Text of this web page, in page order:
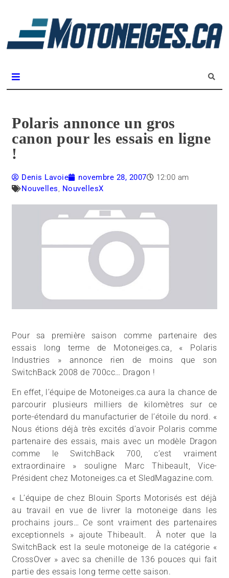
Polaris annonce un gros
canon pour les essais en ligne
!
Denis Lavoie novembre 28, 2007
12:00 am
Nouvelles, NouvellesX
Pour sa première saison comme partenaire des
essais long terme de Motoneiges.ca, « Polaris
Industries » annonce rien de moins que son
SwitchBack 2008 de 700cc… Dragon !
En effet, l’équipe de Motoneiges.ca aura la chance de
parcourir plusieurs milliers de kilomètres sur ce
porte-étendard du manufacturier de l’étoile du nord. «
Nous étions déjà très excités d’avoir Polaris comme
partenaire des essais, mais avec un modèle Dragon
comme le SwitchBack 700, c’est vraiment
extraordinaire » souligne Marc Thibeault, Vice-
Président chez Motoneiges.ca et SledMagazine.com.
« L’équipe de chez Blouin Sports Motorisés est déjà
au travail en vue de livrer la motoneige dans les
prochains jours… Ce sont vraiment des partenaires
exceptionnels » ajoute Thibeault. À noter que la
SwitchBack est la seule motoneige de la catégorie «
CrossOver » avec sa chenille de 136 pouces qui fait
partie des essais long terme cette saison.